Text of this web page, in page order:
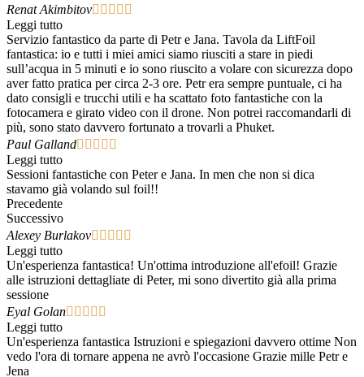
Renat Akimbitov    
Leggi tutto
Servizio fantastico da parte di Petr e Jana. Tavola da LiftFoil
fantastica: io e tutti i miei amici siamo riusciti a stare in piedi
sull’acqua in 5 minuti e io sono riuscito a volare con sicurezza dopo
aver fatto pratica per circa 2-3 ore. Petr era sempre puntuale, ci ha
dato consigli e trucchi utili e ha scattato foto fantastiche con la
fotocamera e girato video con il drone. Non potrei raccomandarli di
più, sono stato davvero fortunato a trovarli a Phuket.
Paul Galland    
Leggi tutto
Sessioni fantastiche con Peter e Jana. In men che non si dica
stavamo già volando sul foil!!
Precedente
Successivo
Alexey Burlakov    
Leggi tutto
Un'esperienza fantastica! Un'ottima introduzione all'efoil! Grazie
alle istruzioni dettagliate di Peter, mi sono divertito già alla prima
sessione
Eyal Golan    
Leggi tutto
Un'esperienza fantastica Istruzioni e spiegazioni davvero ottime Non
vedo l'ora di tornare appena ne avrò l'occasione Grazie mille Petr e
Jena